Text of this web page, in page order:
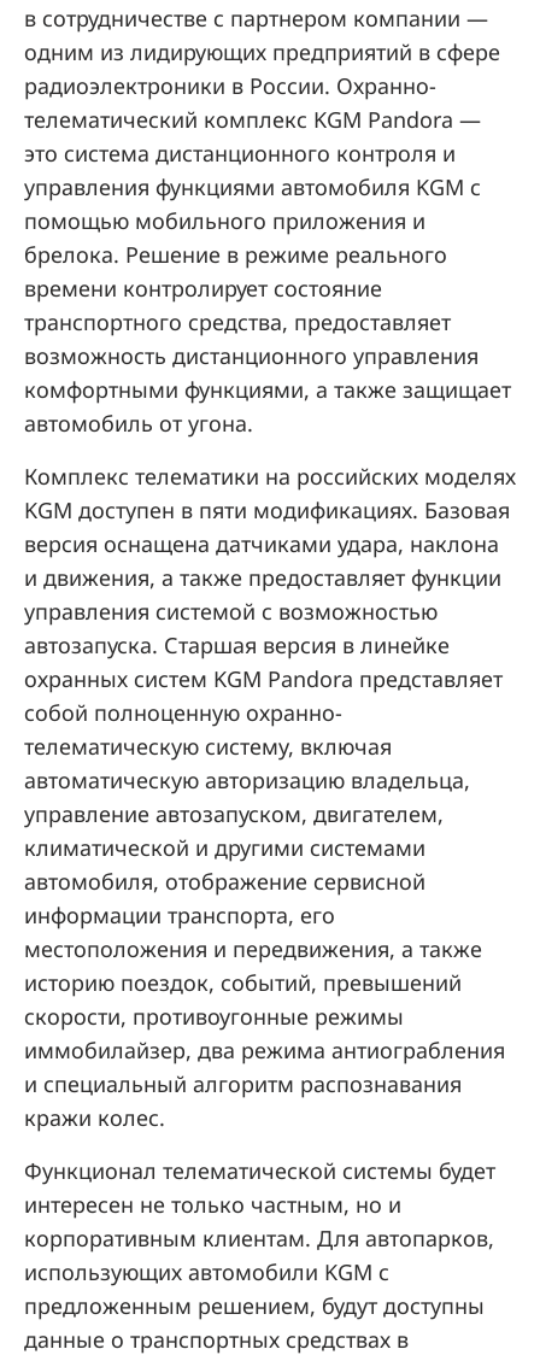
в сотрудничестве с партнером компании —
одним из лидирующих предприятий в сфере
радиоэлектроники в России. Охранно-
телематический комплекс KGM Pandora —
это система дистанционного контроля и
управления функциями автомобиля KGM с
помощью мобильного приложения и
брелока. Решение в режиме реального
времени контролирует состояние
транспортного средства, предоставляет
возможность дистанционного управления
комфортными функциями, а также защищает
автомобиль от угона.
Комплекс телематики на российских моделях
KGM доступен в пяти модификациях. Базовая
версия оснащена датчиками удара, наклона
и движения, а также предоставляет функции
управления системой с возможностью
автозапуска. Старшая версия в линейке
охранных систем KGM Pandora представляет
собой полноценную охранно-
телематическую систему, включая
автоматическую авторизацию владельца,
управление автозапуском, двигателем,
климатической и другими системами
автомобиля, отображение сервисной
информации транспорта, его
местоположения и передвижения, а также
историю поездок, событий, превышений
скорости, противоугонные режимы
иммобилайзер, два режима антиограбления
и специальный алгоритм распознавания
кражи колес.
Функционал телематической системы будет
интересен не только частным, но и
корпоративным клиентам. Для автопарков,
использующих автомобили KGM с
предложенным решением, будут доступны
данные о транспортных средствах в